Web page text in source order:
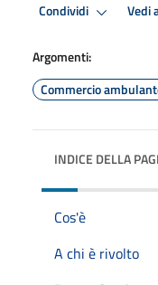
Condividi Vedi
Argomenti:
Commercio
INDICE DELLA
Cos'è
A chi è rivolto